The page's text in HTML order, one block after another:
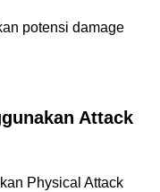
potensi damage
Attack
Physical Attack